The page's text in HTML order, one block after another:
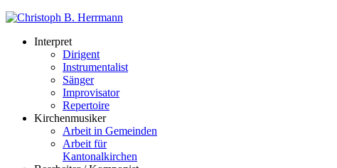
Interpret
Dirigent
Instrumentalist
Sänger
Improvisator
Repertoire
Kirchenmusiker
Arbeit in Gemeinden
Arbeit für
Kantonalkirchen